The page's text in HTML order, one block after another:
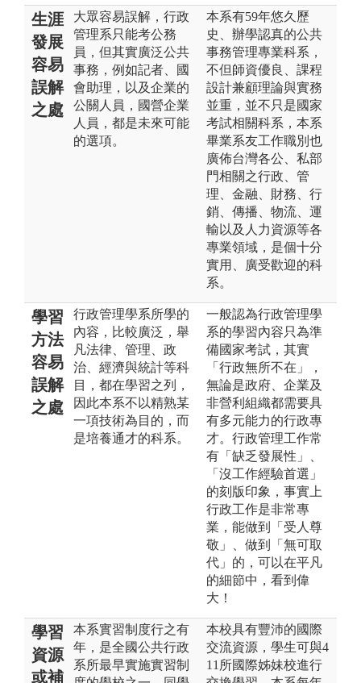
生涯
發展
容易
誤解
之處
大眾容易誤解，行政
管理系只能考公務
員，但其實廣泛公共
事務，例如記者、國
會助理，以及企業的
公關人員，國營企業
人員，都是未來可能
的選項。
本系有59年悠久歷
史、辦學認真的公共
事務管理專業科系，
不但師資優良、課程
設計兼顧理論與實務
並重，並不只是國家
考試相關科系，本系
畢業系友工作職別也
廣佈台灣各公、私部
門相關之行政、管
理、金融、財務、行
銷、傳播、物流、運
輸以及人力資源等各
專業領域，是個十分
實用、廣受歡迎的科
系。
學習
方法
容易
誤解
之處
行政管理學系所學的
內容，比較廣泛，舉
凡法律、管理、政
治、經濟與統計等科
目，都在學習之列，
因此本系不以精熟某
一項技術為目的，而
是培養通才的科系。
一般認為行政管理學
系的學習內容只為準
備國家考試，其實
「行政無所不在」，
無論是政府、企業及
非營利組織都需要具
有多元能力的行政專
才。行政管理工作常
有「缺乏發展性」、
「沒工作經驗首選」
的刻版印象，事實上
行政工作是非常專
業，能做到「受人尊
敬」、做到「無可取
代」的，可以在平凡
的細節中，看到偉
大！
學習
資源
或補
本系實習制度行之有
年，是全國公共行政
系所最早實施實習制
本校具有豐沛的國際
交流資源，學生可與4
11所國際姊妹校進行